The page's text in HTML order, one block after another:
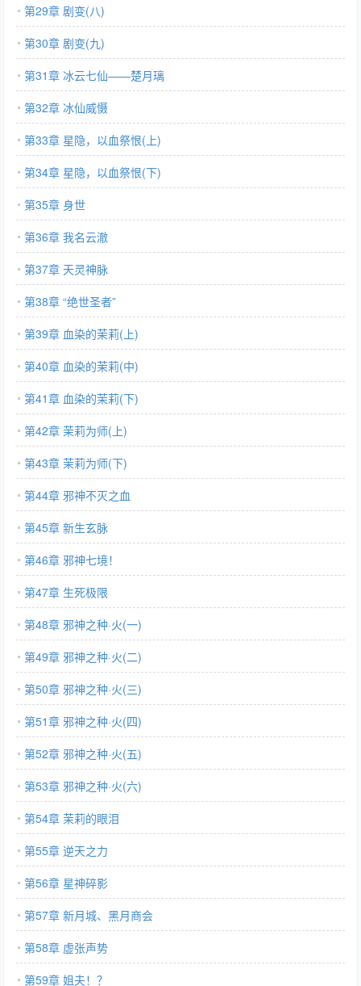
第29章 剧变(八)
第30章 剧变(九)
第31章 冰云七仙——楚月璃
第32章 冰仙威慑
第33章 星隐，以血祭恨(上)
第34章 星隐，以血祭恨(下)
第35章 身世
第36章 我名云澈
第37章 天灵神脉
第38章 “绝世圣者”
第39章 血染的茉莉(上)
第40章 血染的茉莉(中)
第41章 血染的茉莉(下)
第42章 茉莉为师(上)
第43章 茉莉为师(下)
第44章 邪神不灭之血
第45章 新生玄脉
第46章 邪神七境！
第47章 生死极限
第48章 邪神之种·火(一)
第49章 邪神之种·火(二)
第50章 邪神之种·火(三)
第51章 邪神之种·火(四)
第52章 邪神之种·火(五)
第53章 邪神之种·火(六)
第54章 茉莉的眼泪
第55章 逆天之力
第56章 星神碎影
第57章 新月城、黑月商会
第58章 虚张声势
第59章 姐夫！？